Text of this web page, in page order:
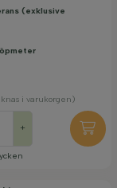
(exklusive
i varukorgen)
+